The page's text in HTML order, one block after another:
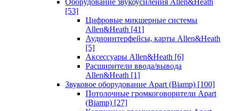
Оборудование звукоусиления Allen&Heath
[53]
Цифровые микшерные системы
Allen&Heath [41]
Аудиоинтерфейсы, карты Allen&Heath
[5]
Аксессуары Allen&Heath [6]
Расширители ввода/вывода
Allen&Heath [1]
Звуковое оборудование Apart (Biamp) [100]
Потолочные громкоговорители Apart
(Biamp) [27]